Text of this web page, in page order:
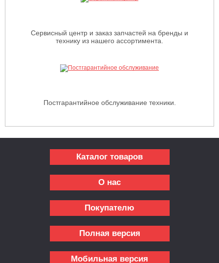
Сервисный центр и заказ запчастей на бренды и
технику из нашего ассортимента.
Постгарантийное обслуживание техники.
Каталог товаров
О нас
Покупателю
Полная версия
Мобильная версия